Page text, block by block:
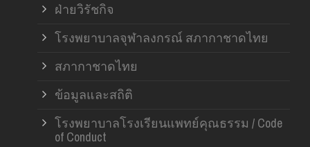
ฝ่ายวิรัชกิจ
โรงพยาบาลจุฬาลงกรณ์ สภากาชาดไทย
สภากาชาดไทย
ข้อมูลและสถิติ
โรงพยาบาลโรงเรียนแพทย์คุณธรรม / Code
of Conduct